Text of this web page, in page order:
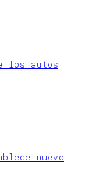
los autos
nuevo